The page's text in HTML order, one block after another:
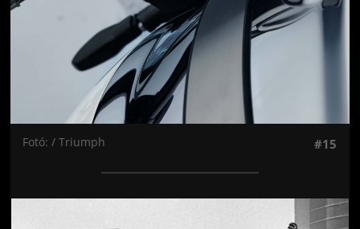
Fotó: / Triumph #15